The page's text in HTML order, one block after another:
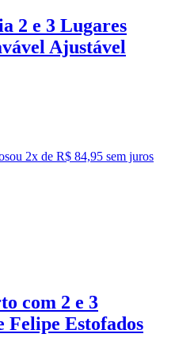
2 e 3 Lugares
Ajustável
ou 2x de R$ 84,95 sem juros
com 2 e 3
Felipe Estofados